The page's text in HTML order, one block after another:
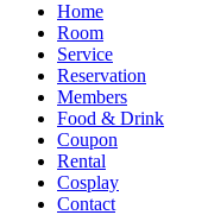
Home
Room
Service
Reservation
Members
Food & Drink
Coupon
Rental
Cosplay
Contact